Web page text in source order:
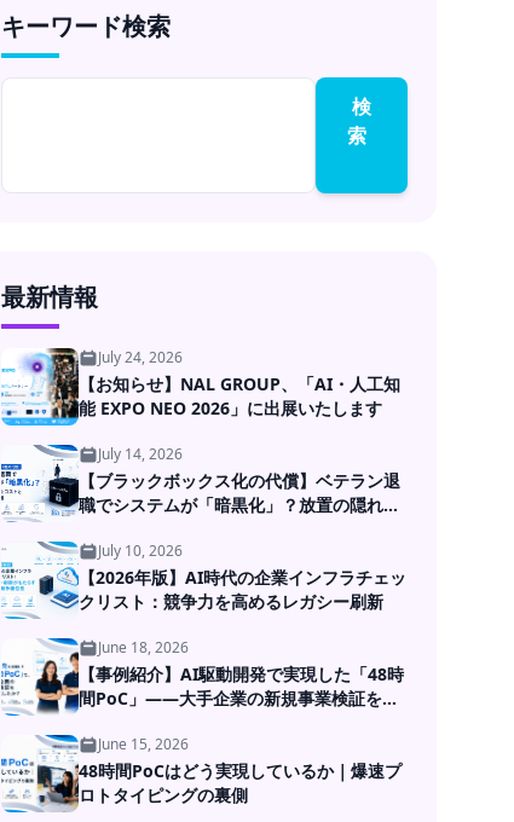
成果コミットのラボ型
開発
キーワード検索
検
索
最新情報
July 24, 2026
【お知らせ】NAL GROUP、「AI・人工知
能 EXPO NEO 2026」に出展いたします
July 14, 2026
【ブラックボックス化の代償】ベテラン退
職でシステムが「暗黒化」？放置の隠れた
July 10, 2026
【2026年版】AI時代の企業インフラチェッ
クリスト：競争力を高めるレガシー刷新
June 18, 2026
【事例紹介】AI駆動開発で実現した「48時
間PoC」――大手企業の新規事業検証を高
June 15, 2026
48時間PoCはどう実現しているか｜爆速プ
ロトタイピングの裏側